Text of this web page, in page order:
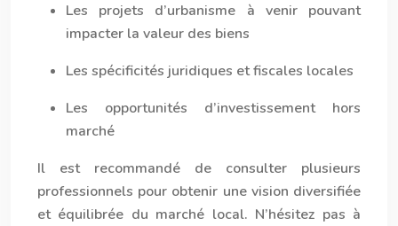
Les projets d’urbanisme à venir pouvant
impacter la valeur des biens
Les spécificités juridiques et fiscales locales
Les opportunités d’investissement hors
marché
Il est recommandé de consulter plusieurs
professionnels pour obtenir une vision diversifiée
et équilibrée du marché local. N’hésitez pas à